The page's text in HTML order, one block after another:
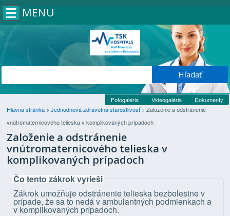
MENU
Fotogaléria Videogaléria
Dokumenty
Hlavná stránka > Jednodňová zdravotná starostlivosť> Založenie a odstránenie
vnútromaternicového telieska v komplikovaných prípadoch
Založenie a odstránenie
vnútromaternicového telieska v
komplikovaných prípadoch
Čo tento zákrok vyrieši
Zákrok umožňuje odstránenie telieska bezbolestne v
prípade, že sa to nedá v ambulantných podmienkach a
v komplikovaných prípadoch.